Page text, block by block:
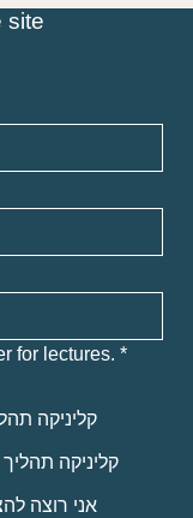
site
for lectures. *
קליניקה
קליניקה
אני רוצה